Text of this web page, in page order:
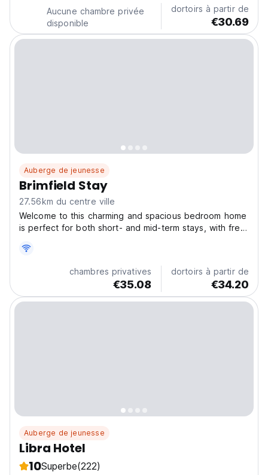
Aucune chambre privée
disponible
dortoirs à partir de
€30.69
Auberge de jeunesse
Brimfield Stay
27.56km du centre ville
Welcome to this charming and spacious bedroom home
is perfect for both short- and mid-term stays, with free
neighborhood in Panorama City, this property offers a
peaceful retreat with all the comforts of home. Each...
chambres privatives
€35.08
dortoirs à partir de
€34.20
Auberge de jeunesse
Libra Hotel
10Superbe(222)